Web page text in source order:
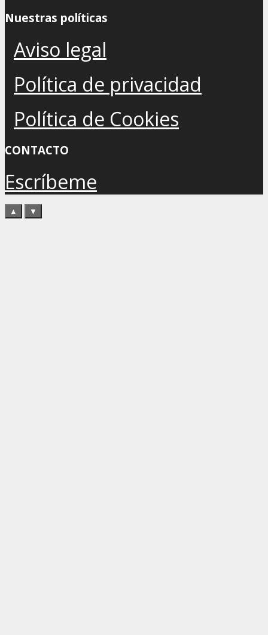
Nuestras políticas
Aviso legal
Política de privacidad
Política de Cookies
CONTACTO
Escríbeme
▲ ▼